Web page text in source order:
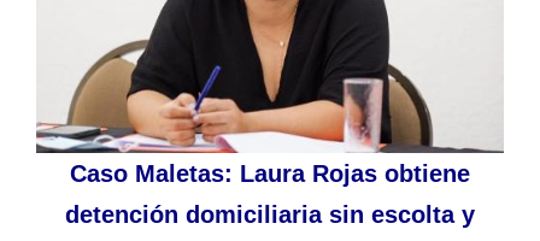
Caso Maletas: Laura Rojas obtiene
detención domiciliaria sin escolta y